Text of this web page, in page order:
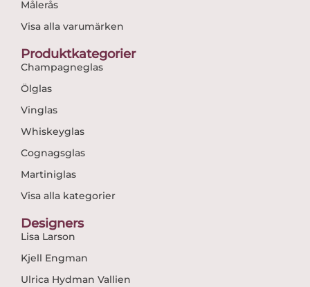
Målerås
Visa alla varumärken
Produktkategorier
Champagneglas
Ölglas
Vinglas
Whiskeyglas
Cognagsglas
Martiniglas
Visa alla kategorier
Designers
Lisa Larson
Kjell Engman
Ulrica Hydman Vallien